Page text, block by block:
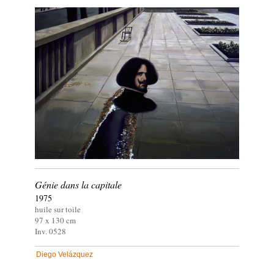
Génie dans la capitale
1975
huile sur toile
97 x 130cm
Inv. 0528
Diego Velázquez